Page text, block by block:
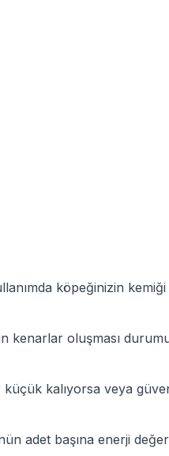
köpeğinizin kemiği
kenarlar oluşması
kalıyorsa veya
adet başına enerji